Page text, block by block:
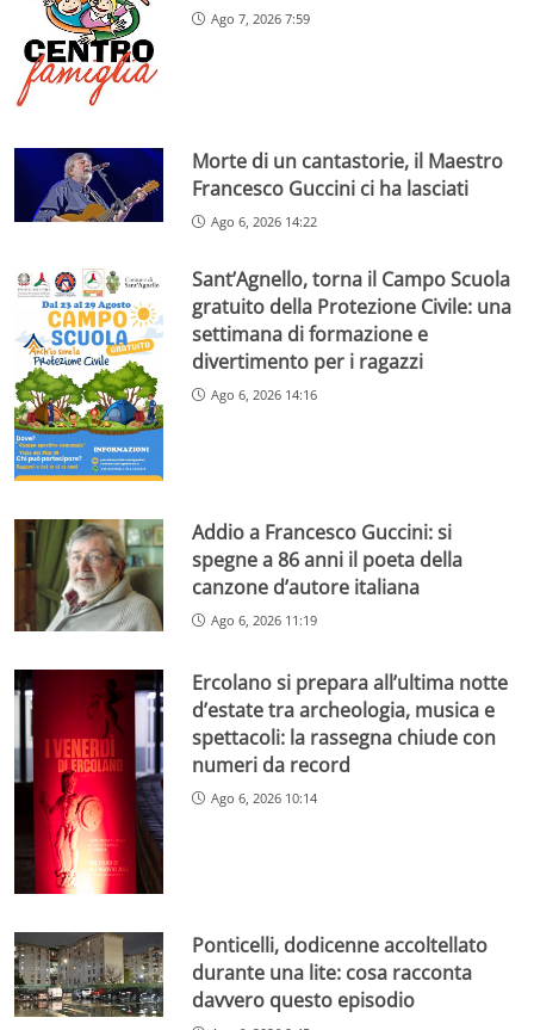
Ago 7, 2026 7:59
Morte di un cantastorie, il Maestro
Francesco Guccini ci ha lasciati
Ago 6, 2026 14:22
Sant’Agnello, torna il Campo Scuola
gratuito della Protezione Civile: una
settimana di formazione e
divertimento per i ragazzi
Ago 6, 2026 14:16
Addio a Francesco Guccini: si
spegne a 86 anni il poeta della
canzone d’autore italiana
Ago 6, 2026 11:19
Ercolano si prepara all’ultima notte
d’estate tra archeologia, musica e
spettacoli: la rassegna chiude con
numeri da record
Ago 6, 2026 10:14
Ponticelli, dodicenne accoltellato
durante una lite: cosa racconta
davvero questo episodio